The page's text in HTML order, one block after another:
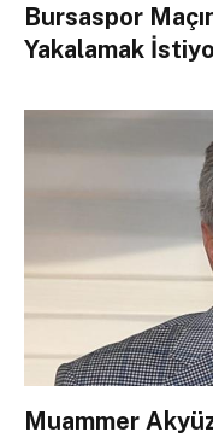
Bursaspor
Yakalamak
Muammer